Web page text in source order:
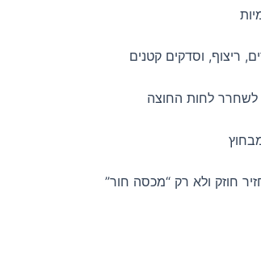
ריצוף, וסדקים קטנים
לשחרר לחות החוצה
חוזק ולא רק “מכסה חור”